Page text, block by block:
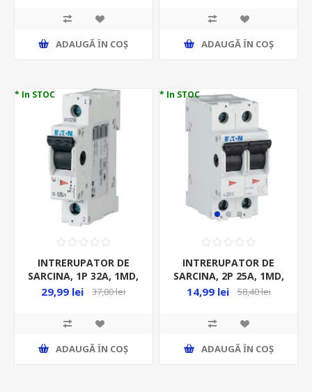
ADAUGĂ ȊN COŞ ADAUGĂ ȊN COŞ
* In STOC
INTRERUPATOR DE
SARCINA, 1P 32A, 1MD,
240/415 VAC, PE SINA,
29,99 lei 37,00 lei
ADAUGĂ ȊN COŞ
* In STOC
INTRERUPATOR DE
SARCINA, 2P 25A, 1MD,
240/415 VAC, PE SINA,
14,99 lei 58,40 lei
ADAUGĂ ȊN COŞ